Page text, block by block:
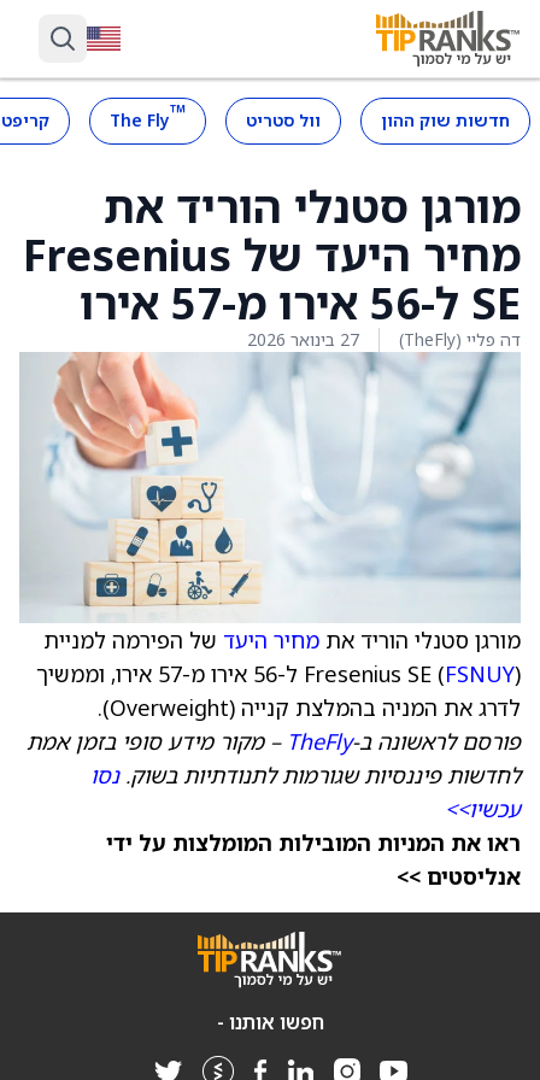
חדשות שוק ההון וול סטריט ™
The Fly
מורגן סטנלי הוריד את
מחיר היעד של Fresenius
SE ל-56 אירו מ-57 אירו
דה פליי (TheFly) 27 בינואר 2026
מורגן סטנלי הוריד את מחיר היעד של הפירמה למניית
Fresenius SE (FSNUY
) ל-56 אירו מ-57 אירו, וממשיך
לדרג את המניה בהמלצת קנייה (Overweight).
פורסם לראשונה ב-TheFly – מקור מידע סופי בזמן אמת
לחדשות פיננסיות שגורמות לתנודתיות בשוק.נסו
עכשיו>>
ראו את המניות המובילות המומלצות על ידי
אנליסטים >>
חפשו אותנו -